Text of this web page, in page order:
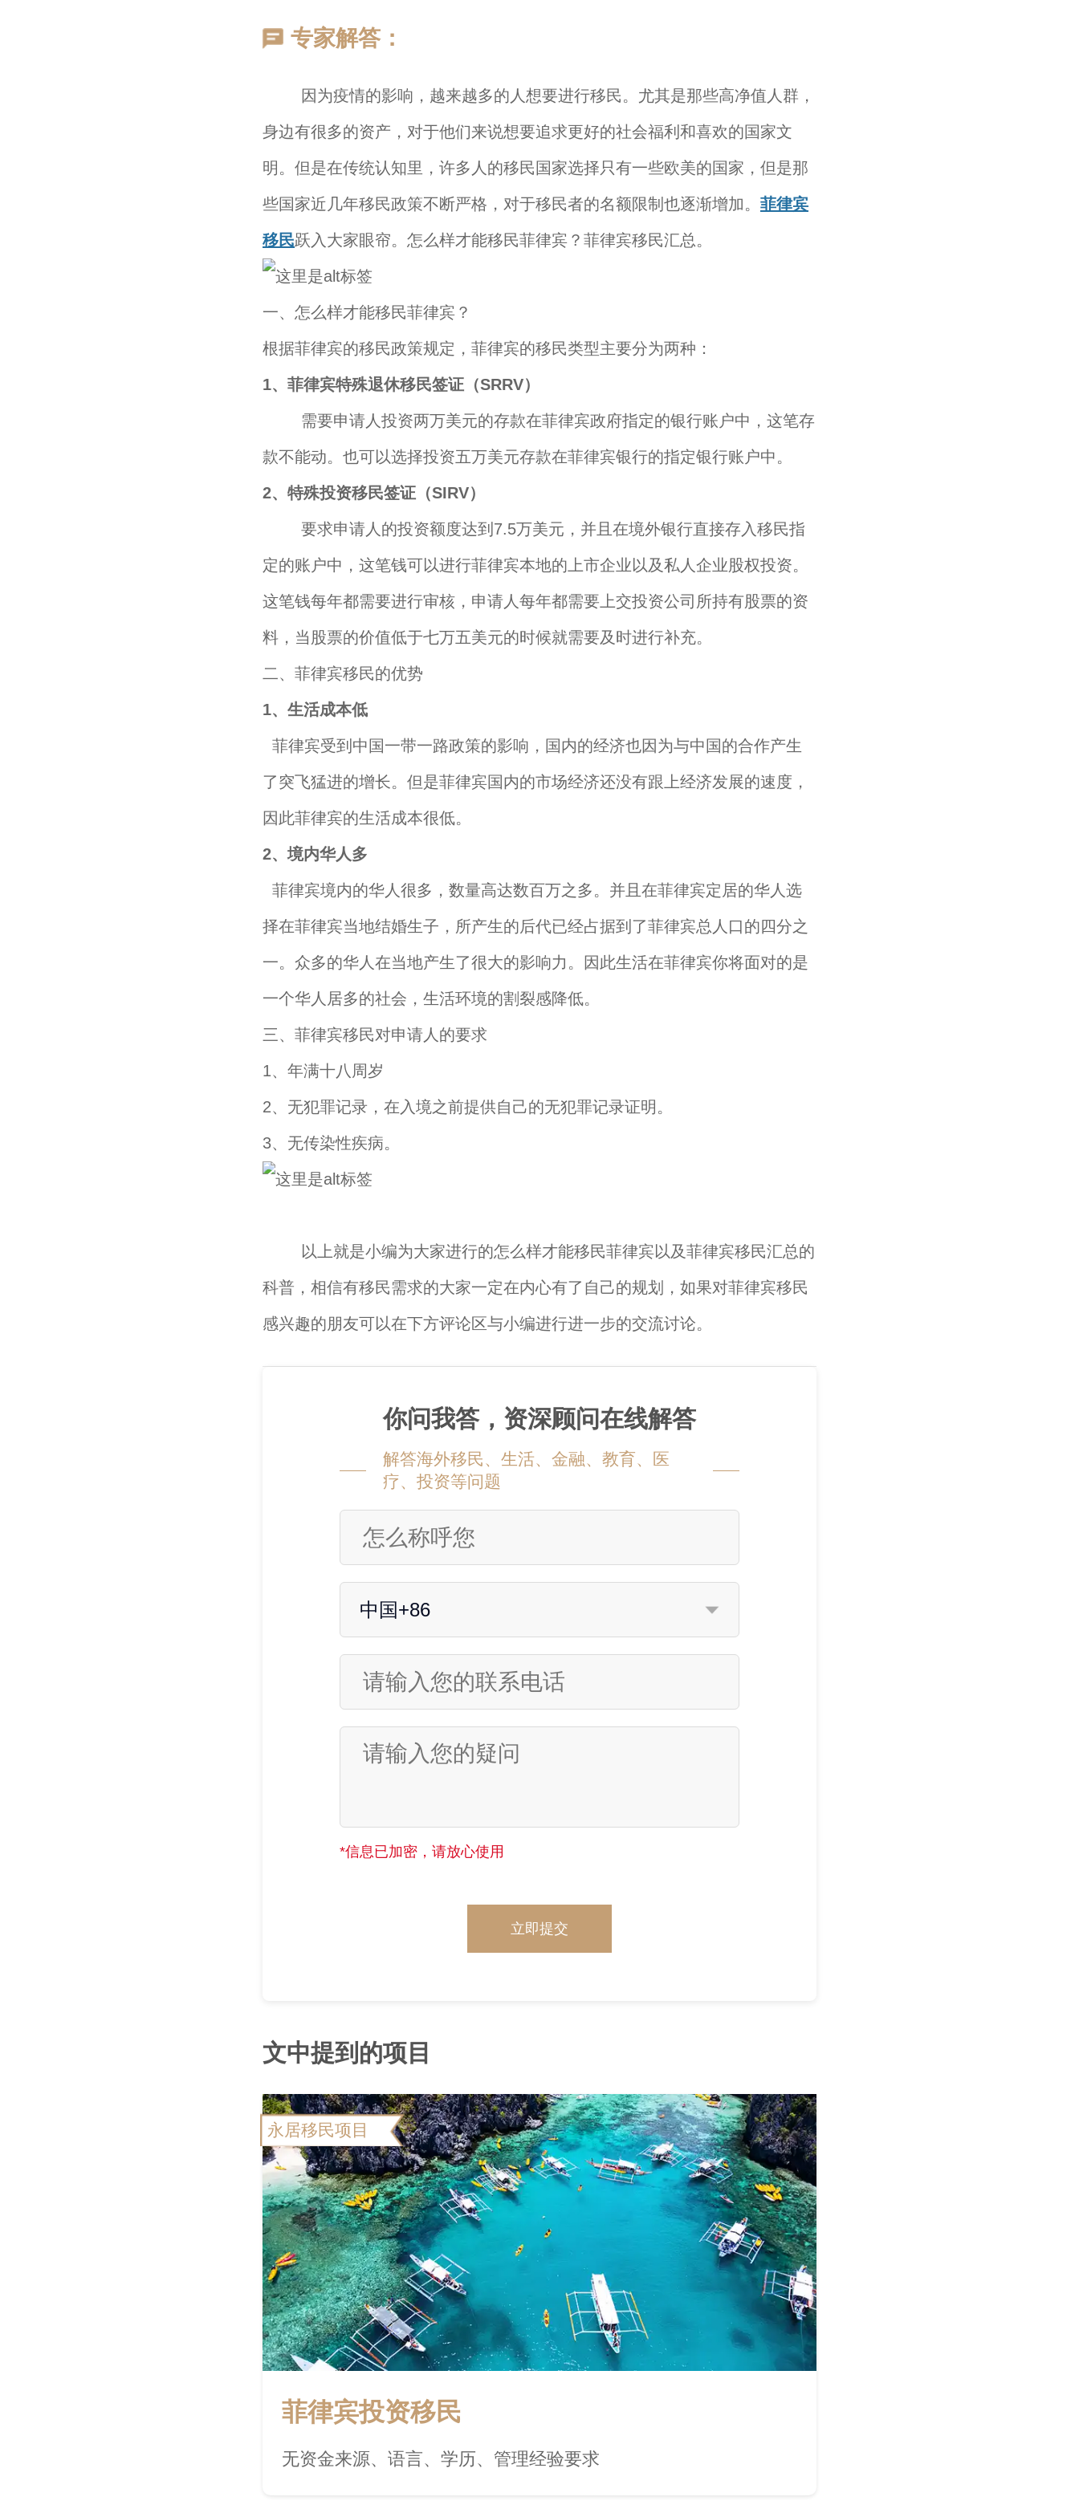
专家解答：
因为疫情的影响，越来越多的人想要进行移民。尤其是那些高净值人群，
身边有很多的资产，对于他们来说想要追求更好的社会福利和喜欢的国家文
明。但是在传统认知里，许多人的移民国家选择只有一些欧美的国家，但是那
些国家近几年移民政策不断严格，对于移民者的名额限制也逐渐增加。 菲律宾
移民跃入大家眼帘。怎么样才能移民菲律宾？菲律宾移民汇总。
一、怎么样才能移民菲律宾？
根据菲律宾的移民政策规定，菲律宾的移民类型主要分为两种：
1、菲律宾特殊退休移民签证（SRRV）
需要申请人投资两万美元的存款在菲律宾政府指定的银行账户中，这笔存
款不能动。也可以选择投资五万美元存款在菲律宾银行的指定银行账户中。
2、特殊投资移民签证（SIRV）
要求申请人的投资额度达到7.5万美元，并且在境外银行直接存入移民指
定的账户中，这笔钱可以进行菲律宾本地的上市企业以及私人企业股权投资。
这笔钱每年都需要进行审核，申请人每年都需要上交投资公司所持有股票的资
料，当股票的价值低于七万五美元的时候就需要及时进行补充。
二、菲律宾移民的优势
1、生活成本低
菲律宾受到中国一带一路政策的影响，国内的经济也因为与中国的合作产生
了突飞猛进的增长。但是菲律宾国内的市场经济还没有跟上经济发展的速度，
因此菲律宾的生活成本很低。
2、境内华人多
菲律宾境内的华人很多，数量高达数百万之多。并且在菲律宾定居的华人选
择在菲律宾当地结婚生子，所产生的后代已经占据到了菲律宾总人口的四分之
一。众多的华人在当地产生了很大的影响力。因此生活在菲律宾你将面对的是
一个华人居多的社会，生活环境的割裂感降低。
三、菲律宾移民对申请人的要求
1、年满十八周岁
2、无犯罪记录，在入境之前提供自己的无犯罪记录证明。
3、无传染性疾病。
以上就是小编为大家进行的怎么样才能移民菲律宾以及菲律宾移民汇总的
科普，相信有移民需求的大家一定在内心有了自己的规划，如果对菲律宾移民
感兴趣的朋友可以在下方评论区与小编进行进一步的交流讨论。
你问我答，资深顾问在线解答
解答海外移民、生活、金融、教育、医
疗、投资等问题
中国+86
*信息已加密，请放心使用
立即提交
文中提到的项目
永居移民项目
菲律宾投资移民
无资金来源、语言、学历、管理经验要求